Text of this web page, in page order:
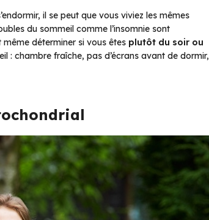
il se peut que vous viviez les mêmes
du sommeil comme l’insomnie sont
déterminer si vous êtes plutôt du soir ou
: chambre fraîche, pas d’écrans avant de dormir,